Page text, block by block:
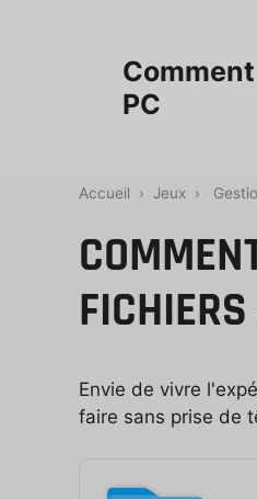
PC
Accueil › Jeux ›
Envie de vivre
faire sans prise de